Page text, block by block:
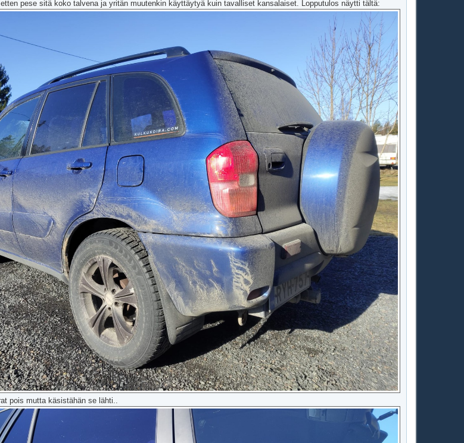
pese sitä koko talvena ja yritän muutenkin käyttäytyä kuin tavalliset kansalaiset. Lopputulos näytti tältä:
pois mutta käsistähän se lähti..